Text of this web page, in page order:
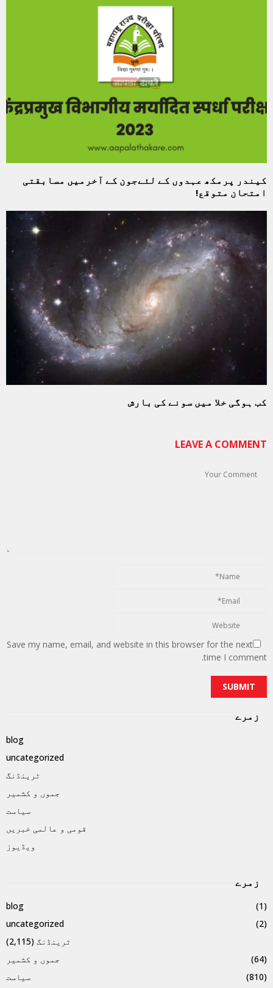
کیندر پرمکھ عہدوں کے لئےجون کے آخرمیں مسابقتی
امتحان متوقع!
کب ہوگی خلا میں سونے کی بارش
LEAVE A COMMENT
Save my name, email, and website in this browser for the next
time I comment.
زمرے
blog
uncategorized
ٹرینڈنگ
جموں و کشمیر
سیاست
قومی و عالمی خبریں
ویڈیوز
زمرے
blog
(1)
uncategorized
(2)
ٹرینڈنگ (2,115)
جموں و کشمیر
(64)
سیاست
(810)